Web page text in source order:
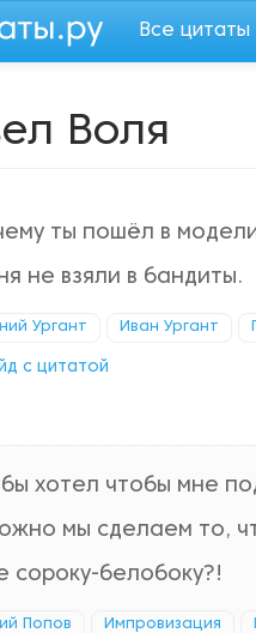
Все цитаты
Воля
ты пошёл в
не взяли в бандиты.
Ургант Иван Ургант
с цитатой
хотел чтобы мне
мы сделаем то,
белобоку?!
Попов Импровизация